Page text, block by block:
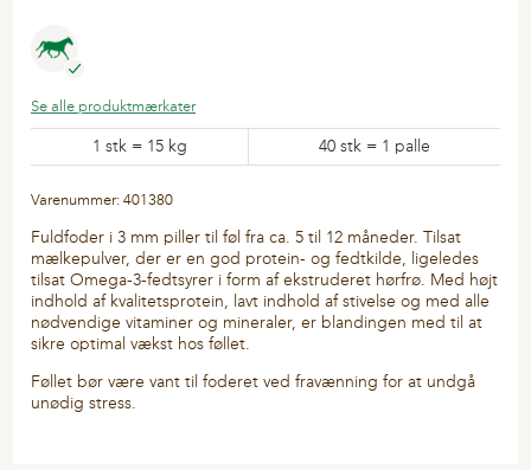
Se alle produktmærkater
1 stk = 15 kg 40 stk = 1 palle
Varenummer: 401380
Fuldfoder i 3 mm piller til føl fra ca. 5 til 12 måneder. Tilsat
mælkepulver, der er en god protein- og fedtkilde, ligeledes
tilsat Omega-3-fedtsyrer i form af ekstruderet hørfrø. Med højt
indhold af kvalitetsprotein, lavt indhold af stivelse og med alle
nødvendige vitaminer og mineraler, er blandingen med til at
sikre optimal vækst hos føllet.
Føllet bør være vant til foderet ved fravænning for at undgå
unødig stress.